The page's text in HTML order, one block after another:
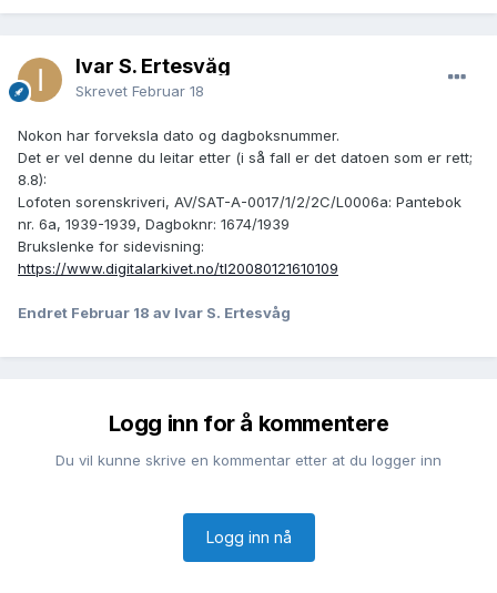
Ivar S. Ertesvåg
Skrevet Februar 18
Nokon har forveksla dato og dagboksnummer.
Det er vel denne du leitar etter (i så fall er det datoen som er rett;
8.8):
Lofoten sorenskriveri, AV/SAT-A-0017/1/2/2C/L0006a: Pantebok
nr. 6a, 1939-1939, Dagboknr: 1674/1939
Brukslenke for sidevisning:
https://www.digitalarkivet.no/tl20080121610109
Endret Februar 18 av Ivar S. Ertesvåg
Logg inn for å kommentere
Du vil kunne skrive en kommentar etter at du logger inn
Logg inn nå